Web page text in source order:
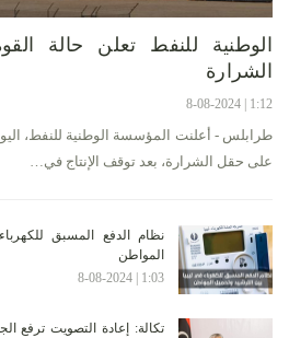
الوطنية للنفط تعلن حالة
الشرارة
1:12 | 8-08-2024
طرابلس - أعلنت المؤسسة الوطنية للنفط، اليوم
على حقل الشرارة، بعد توقف الإنتاج في…
نظام الدفع المسبق
المواطن
1:03 | 8-08-2024
تكالة: إعادة التصويت